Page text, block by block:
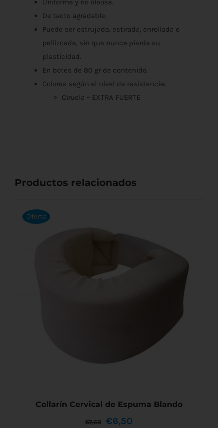
Uniforme y no oleosa.
De tacto agradable.
Puede ser estrujada, estirada, enrollada o
pellizcada, sin que nunca pierda su
plasticidad.
En botes de 80 gr de contenido.
Colores según el nivel de resistencia:
Ciruela – EXTRA FUERTE
Productos relacionados
Oferta
Collarín Cervical de Espuma Blando
€7,60 El
€6,50